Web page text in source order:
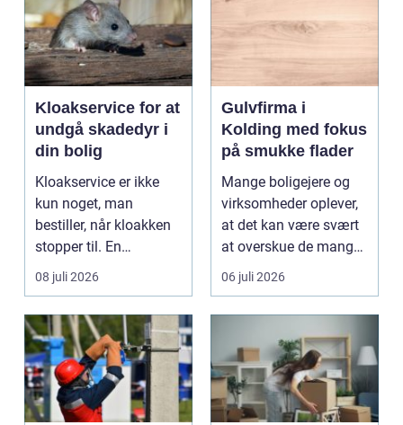
Kloakservice for at
undgå skadedyr i
din bolig
Kloakservice er ikke
kun noget, man
bestiller, når kloakken
stopper til. En
systematisk gennem...
08 juli 2026
Gulvfirma i
Kolding med fokus
på smukke flader
Mange boligejere og
virksomheder oplever,
at det kan være svært
at overskue de mange
gul...
06 juli 2026